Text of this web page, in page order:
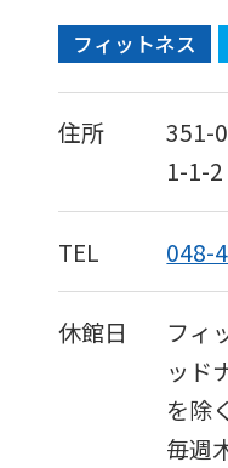
フィットネス
住所 351-
1-1-2
TEL 048-
休館日
フィ
ッド
を除
毎週